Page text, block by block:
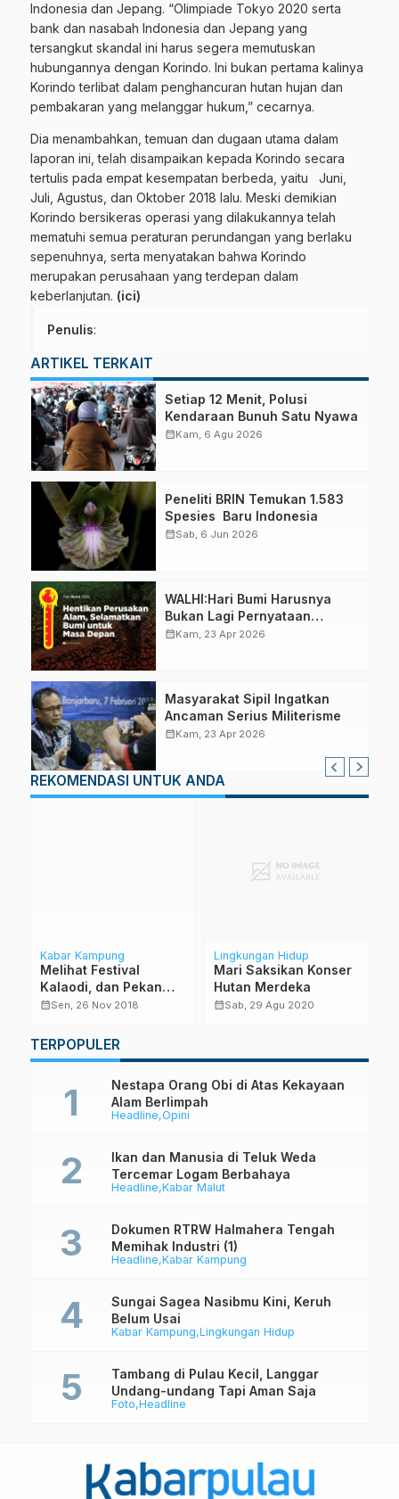
Indonesia dan Jepang. “Olimpiade Tokyo 2020 serta
bank dan nasabah Indonesia dan Jepang yang
tersangkut skandal ini harus segera memutuskan
hubungannya dengan Korindo. Ini bukan pertama kalinya
Korindo terlibat dalam penghancuran hutan hujan dan
pembakaran yang melanggar hukum,” cecarnya.
Dia menambahkan, temuan dan dugaan utama dalam
laporan ini, telah disampaikan kepada Korindo secara
tertulis pada empat kesempatan berbeda, yaitu Juni,
Juli, Agustus, dan Oktober 2018 lalu. Meski demikian
Korindo bersikeras operasi yang dilakukannya telah
mematuhi semua peraturan perundangan yang berlaku
sepenuhnya, serta menyatakan bahwa Korindo
merupakan perusahaan yang terdepan dalam
keberlanjutan. (ici)
Penulis:
ARTIKEL TERKAIT
Setiap 12 Menit, Polusi
Kendaraan Bunuh Satu Nyawa
calendar_monthKam, 6 Agu 2026
Peneliti BRIN Temukan 1.583
calendar_monthSab, 6 Jun 2026
WALHI:Hari Bumi Harusnya
Bukan Lagi Pernyataan
Normatif dan Komitmen
calendar_monthKam, 23 Apr 2026
Masyarakat Sipil Ingatkan
Ancaman Serius Militerisme
calendar_monthKam, 23 Apr 2026
REKOMENDASI UNTUK ANDA
Kabar Kampung
Melihat Festival
Kalaodi, dan Pekan
Lingkungan Hidup P3K
calendar_monthSen, 26 Nov 2018
Lingkungan Hidup
Mari Saksikan Konser
Hutan Merdeka
calendar_monthSab, 29 Agu 2020
TERPOPULER
Headline Opini
Nestapa Orang Obi di Atas Kekayaan
Alam Berlimpah
Headline Kabar Malut
Ikan dan Manusia di Teluk Weda
Tercemar Logam Berbahaya
Headline Kabar Kampung
Dokumen RTRW Halmahera Tengah
Memihak Industri (1)
Kabar Kampung Lingkungan Hidup
Sungai Sagea Nasibmu Kini, Keruh
Belum Usai
Foto Headline
Tambang di Pulau Kecil, Langgar
Undang-undang Tapi Aman Saja